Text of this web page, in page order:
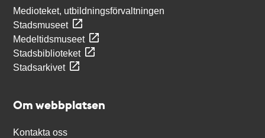
Medioteket, utbildningsförvaltningen
Stadsmuseet
Medeltidsmuseet
Stadsbiblioteket
Stadsarkivet
Om webbplatsen
Kontakta oss